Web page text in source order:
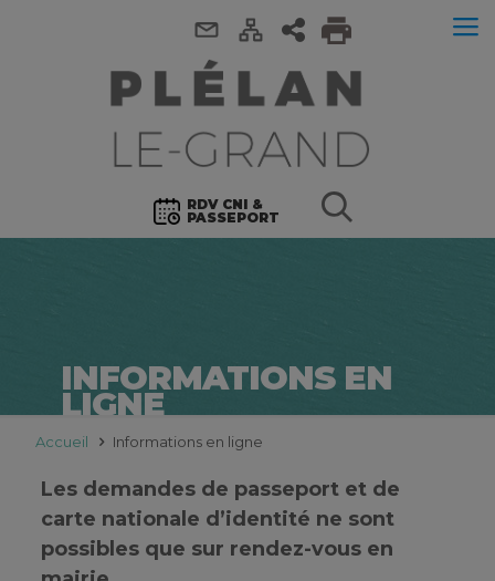
RDV CNI &
PASSEPORT
INFORMATIONS EN
LIGNE
Accueil Informations en ligne
Les demandes de passeport et de
carte nationale d’identité ne sont
possibles que sur rendez-vous en